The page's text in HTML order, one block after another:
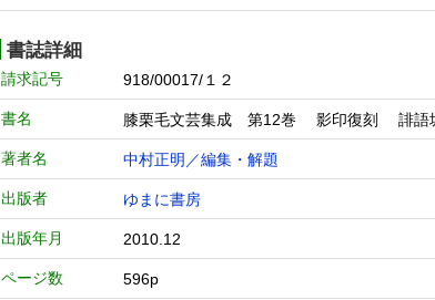
書誌詳細
請求記号 918/00017/１２
書名 膝栗毛文芸集成 第12巻 影印復刻 誹語堀
著者名 中村正明／編集・解題
出版者 ゆまに書房
出版年月 2010.12
ページ数 596p